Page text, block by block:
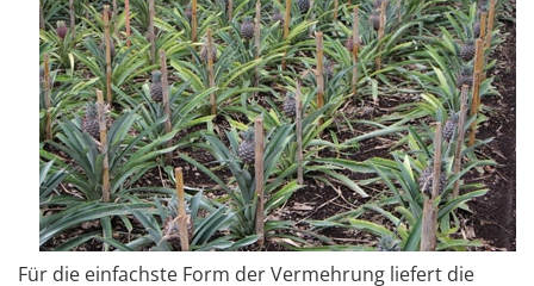
Für die einfachste Form der Vermehrung liefert die